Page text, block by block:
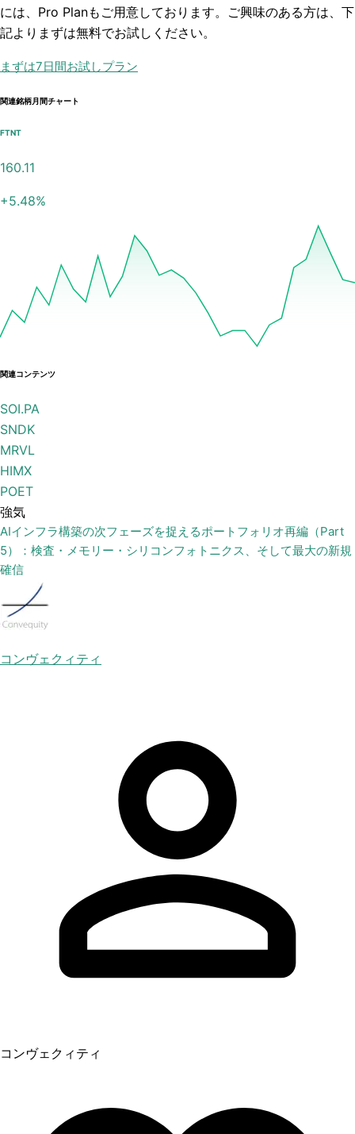
には、Pro Planもご用意しております。ご興味のある方は、下
記よりまずは無料でお試しください。
まずは7日間お試しプラン
関連銘柄月間チャート
FTNT
160.11
+5.48%
関連コンテンツ
SOI.PA
SNDK
MRVL
HIMX
POET
強気
AIインフラ構築の次フェーズを捉えるポートフォリオ再編（Part
5）：検査・メモリー・シリコンフォトニクス、そして最大の新規
確信
コンヴェクィティ
コンヴェクィティ